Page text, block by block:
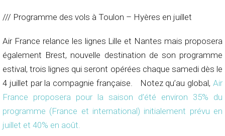
/// Programme des vols à Toulon – Hyères en juillet
Air France relance les lignes Lille et Nantes mais proposera
également Brest, nouvelle destination de son programme
estival, trois lignes qui seront opérées chaque samedi dès le
4 juillet par la compagnie française. Notez qu’au global, Air
France proposera pour la saison d’été environ 35% du
programme (France et international) initialement prévu en
juillet et 40% en août.